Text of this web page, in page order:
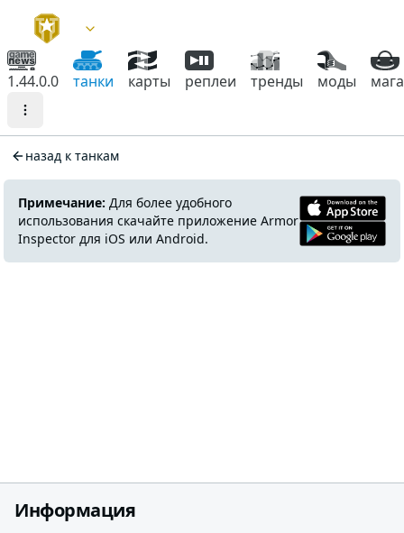
1.44.0.0 танки карты реплеи тренды моды
назад к танкам
Примечание: Для более удобного
использования скачайте приложение Armor
Inspector для iOS или Android.
Информация